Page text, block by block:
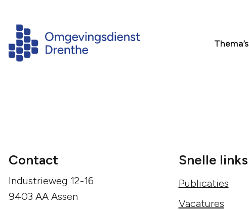
Thema’s
Contact
Industrieweg 12-16
9403 AA Assen
Snelle links
Publicaties
Vacatures